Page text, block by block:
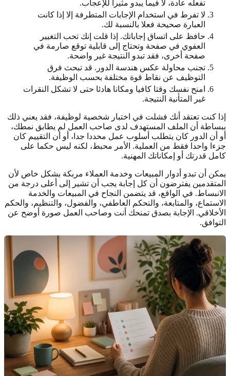
تفعله عادة، لا فيما يبدو مثيرا للإعجاب.
لا تفرط في استخدام الإجابات المتطرفة إلا إذا كانت
العبارة صحيحة فعلا بالنسبة لك.
حافظ على اتساق إجاباتك. إذا قلت إنك تحب التغيير
العفوي في صفحة وتحتاج إلى قابلية توقع صارمة في
صفحة أخرى، فقد تبدو النتيجة غير واضحة.
تجنب محاولة عكس هندسة الدور. قد تبحث فرق
التوظيف عن نقاط قوة مختلفة بحسب الوظيفة.
امنح نفسك وقتا كافيا ومكانا هادئا حتى لا تشكل النقرات
غير المتأنية النتيجة.
إذا كنت تعتقد أنك فشلت في اختبار شخصية لوظيفة، فقد يعني ذلك
ببساطة أن الملف المستهدف لدى صاحب العمل لم يطابق نمطك،
أو أن الدور كان يتطلب أسلوب عمل محددا جدا، أو أن التقييم كان
جزءا واحدا فقط من العملية. الأمر محبط، لكنه ليس حكما على
كامل قدرتك أو إمكاناتك المهنية.
يمكن أن تبدو أدوار المبيعات وخدمة العملاء مربكة بشكل خاص لأن
المتقدمين يفترضون أن كل إجابة يجب أن تشير إلى أعلى درجة من
الانبساط. في الواقع، قد يتضمن النجاح في المبيعات والخدمة
الاستماع، والمتابعة، والتحكم العاطفي، والفضول، والتنظيم، والحكم
الأخلاقي. الإجابة بصدق تمنحك أنت وصاحب العمل صورة أوضح عن
التوافق.